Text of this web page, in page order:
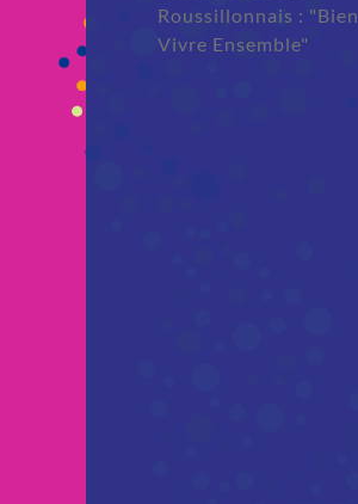
Roussillonnais : "Bien
Vivre Ensemble"